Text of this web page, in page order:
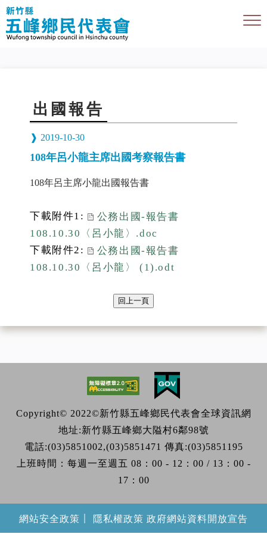
出國報告
2019-10-30
108年呂小龍主席出國考察報告書
108年呂主席小龍出國報告書
下載附件1:
公務出國-報告書
108.10.30〈呂小龍〉.doc
下載附件2:
公務出國-報告書
108.10.30〈呂小龍〉 (1).odt
回上一頁
Copyright© 2022©新竹縣五峰鄉民代表會全球資訊網
地址:新竹縣五峰鄉大隘村6鄰98號
電話:(03)5851002,(03)5851471 傳真:(03)5851195
上班時間：每週一至週五 08：00 - 12：00 / 13：00 -
17：00
網站安全政策 隱私權政策 政府網站資料開放宣告